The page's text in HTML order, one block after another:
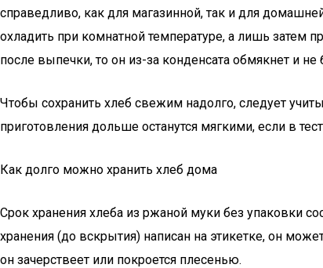
справедливо, как для магазинной, так и для
охладить при комнатной температуре, а лишь затем
после выпечки, то он из-за конденсата обмякнет и не
Чтобы сохранить хлеб свежим надолго, следует
приготовления дольше останутся мягкими, если в
Как долго можно хранить хлеб дома
Срок хранения хлеба из ржаной муки без упаковки
хранения (до вскрытия) написан на этикетке, он
он зачерствеет или покроется плесенью.